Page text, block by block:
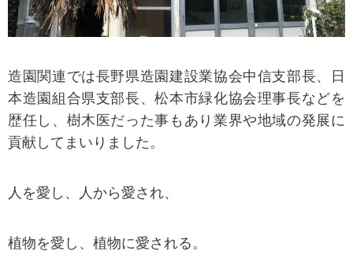
造園関連では長野県造園建設業協会中信支部長、日
本造園組合県支部長、松本市緑化協会理事長などを
歴任し、樹木医だった事もあり業界や地域の発展に
貢献してまいりました。
人を愛し、人から愛され、
植物を愛し、植物に愛される。